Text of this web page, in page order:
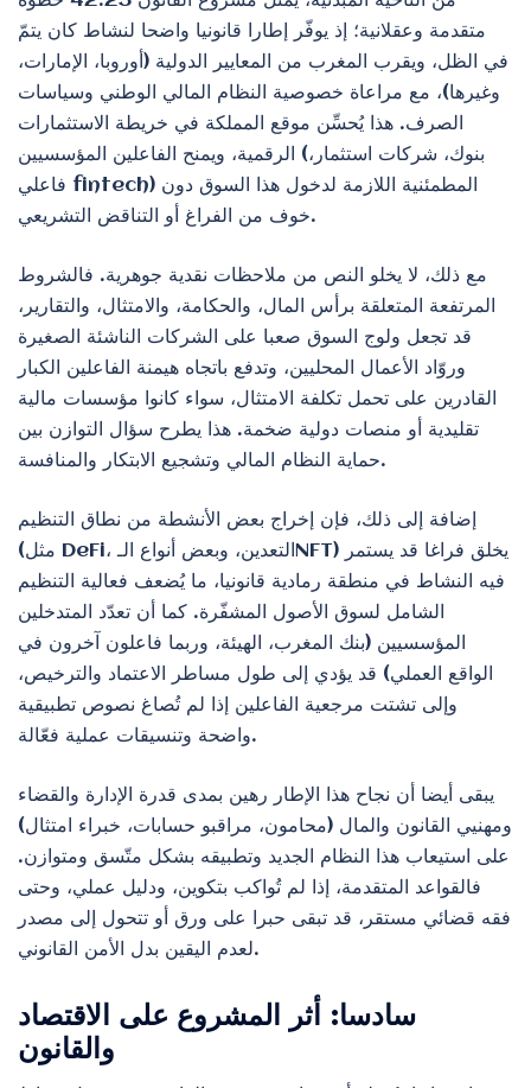
متقدمة وعقلانية؛ إذ يوفّر إطارا قانونيا واضحا لنشاط كان يتمّ
في الظل، ويقرب المغرب من المعايير الدولية (أوروبا، الإمارات،
وغيرها)، مع مراعاة خصوصية النظام المالي الوطني وسياسات
الصرف. هذا يُحسِّن موقع المملكة في خريطة الاستثمارات
الرقمية، ويمنح الفاعلين المؤسسيين (بنوك، شركات استثمار،
فاعلي fintech) المطمئنية اللازمة لدخول هذا السوق دون
خوف من الفراغ أو التناقض التشريعي.
مع ذلك، لا يخلو النص من ملاحظات نقدية جوهرية. فالشروط
المرتفعة المتعلقة برأس المال، والحكامة، والامتثال، والتقارير،
قد تجعل ولوج السوق صعبا على الشركات الناشئة الصغيرة
وروّاد الأعمال المحليين، وتدفع باتجاه هيمنة الفاعلين الكبار
القادرين على تحمل تكلفة الامتثال، سواء كانوا مؤسسات مالية
تقليدية أو منصات دولية ضخمة. هذا يطرح سؤال التوازن بين
حماية النظام المالي وتشجيع الابتكار والمنافسة.
إضافة إلى ذلك، فإن إخراج بعض الأنشطة من نطاق التنظيم
(مثل DeFi، التعدين، وبعض أنواع الـNFT) يخلق فراغا قد يستمر
فيه النشاط في منطقة رمادية قانونيا، ما يُضعف فعالية التنظيم
الشامل لسوق الأصول المشفّرة. كما أن تعدّد المتدخلين
المؤسسيين (بنك المغرب، الهيئة، وربما فاعلون آخرون في
الواقع العملي) قد يؤدي إلى طول مساطر الاعتماد والترخيص،
وإلى تشتت مرجعية الفاعلين إذا لم تُصاغ نصوص تطبيقية
واضحة وتنسيقات عملية فعّالة.
يبقى أيضا أن نجاح هذا الإطار رهين بمدى قدرة الإدارة والقضاء
ومهنيي القانون والمال (محامون، مراقبو حسابات، خبراء امتثال)
على استيعاب هذا النظام الجديد وتطبيقه بشكل متّسق ومتوازن.
فالقواعد المتقدمة، إذا لم تُواكب بتكوين، ودليل عملي، وحتى
فقه قضائي مستقر، قد تبقى حبرا على ورق أو تتحول إلى مصدر
لعدم اليقين بدل الأمن القانوني.
سادسا: أثر المشروع على الاقتصاد
والقانون